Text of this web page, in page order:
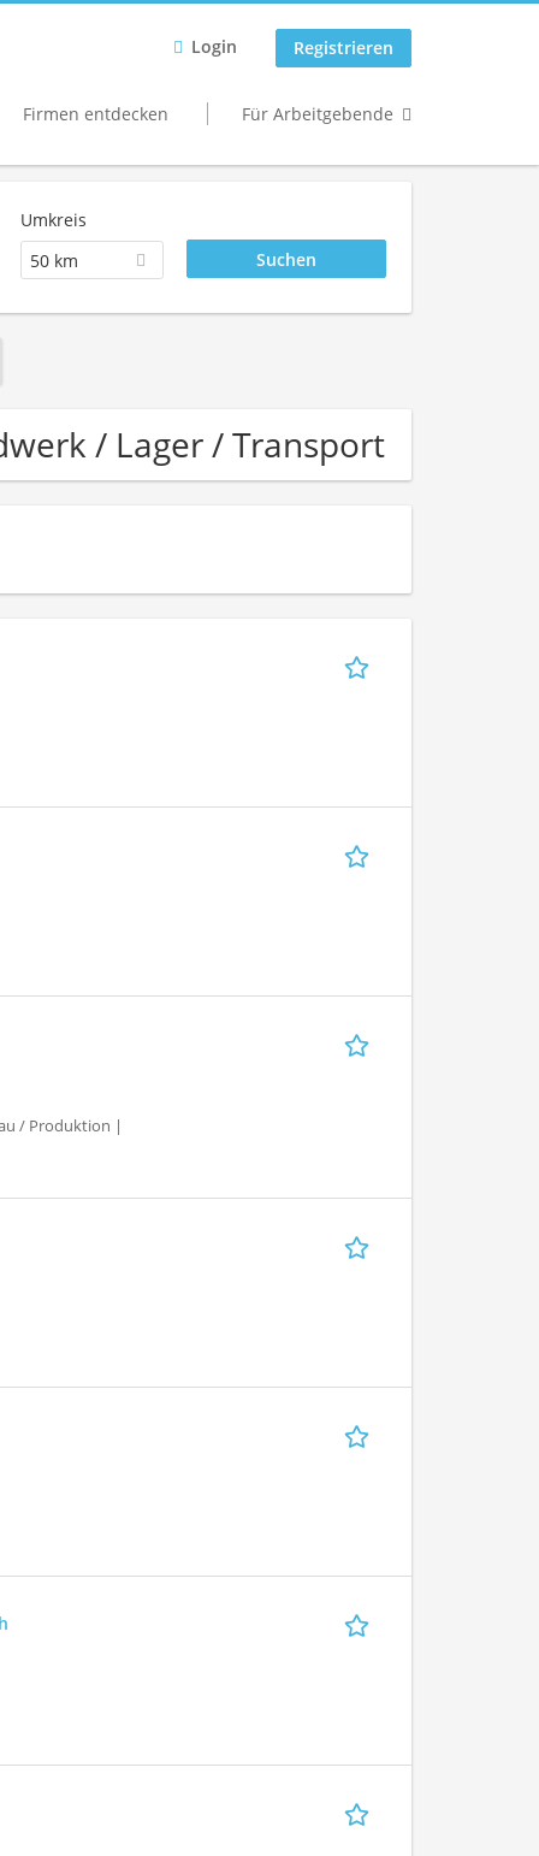
Login Registrieren
Firmen entdecken Für Arbeitgebende
Umkreis
50 km
/ Lager / Transport
/ Produktion |